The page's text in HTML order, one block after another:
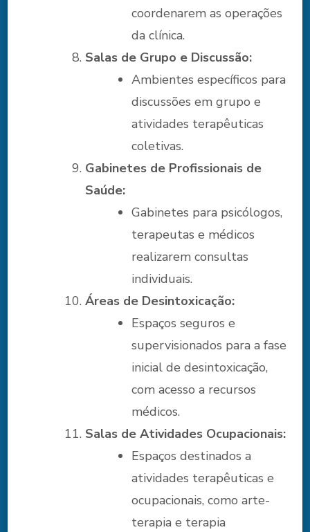
coordenarem as operações
da clínica.
Salas de Grupo e Discussão:
Ambientes específicos para
discussões em grupo e
atividades terapêuticas
coletivas.
Gabinetes de Profissionais de
Saúde:
Gabinetes para psicólogos,
terapeutas e médicos
realizarem consultas
individuais.
Áreas de Desintoxicação:
Espaços seguros e
supervisionados para a fase
inicial de desintoxicação,
com acesso a recursos
médicos.
Salas de Atividades Ocupacionais:
Espaços destinados a
atividades terapêuticas e
ocupacionais, como arte-
terapia e terapia